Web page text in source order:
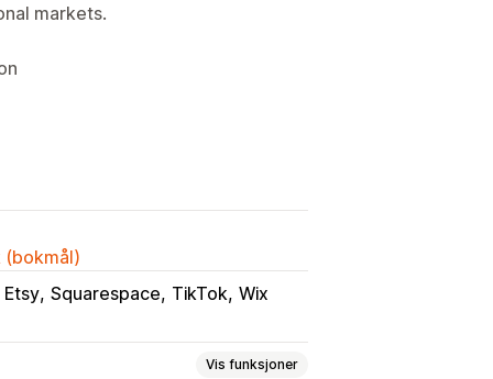
markets.
(bokmål)
Etsy Squarespace TikTok Wix
Vis funksjoner